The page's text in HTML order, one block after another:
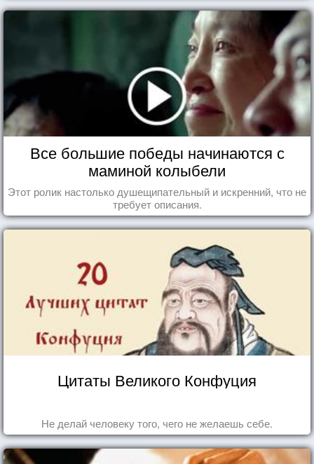
Все большие победы начинаются с
маминой колыбели
Этот ролик настолько душещипательный и искренний, что не
требует описания.
Цитаты Великого Конфуция
Не делай человеку того, чего не желаешь себе.